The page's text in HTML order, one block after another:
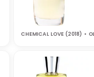
CHEMICAL LOVE (2018) •